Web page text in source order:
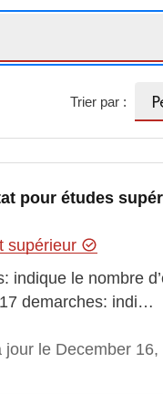
Trier par :
pour études
supérieur
indique le nombre
demarches: indi…
jour le December 16,